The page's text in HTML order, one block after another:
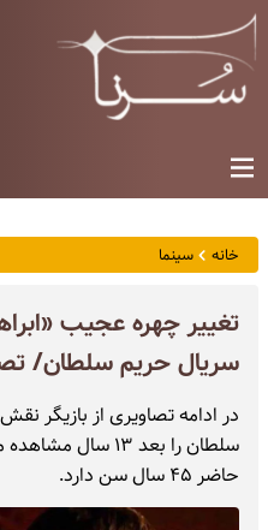
خانه سینما
سریال حریم سلطان/
در ادامه تصاویری از بازیگر
سلطان را بعد ۱۳
حاضر ۴۵ سال سن دارد.